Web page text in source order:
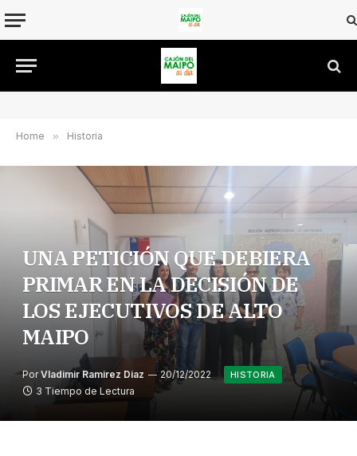
Home » Historia
UNA PETICIÓN QUE DEBIERA
PRIMAR EN LA DECISIÓN DE
LOS EJECUTIVOS DE ALTO
MAIPO
Por Vladimir Ramirez Diaz 20/12/2022 HISTORIA
3 Tiempo de Lectura